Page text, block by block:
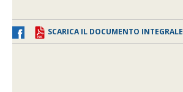
SCARICA IL DOCUMENTO INTEGRALE